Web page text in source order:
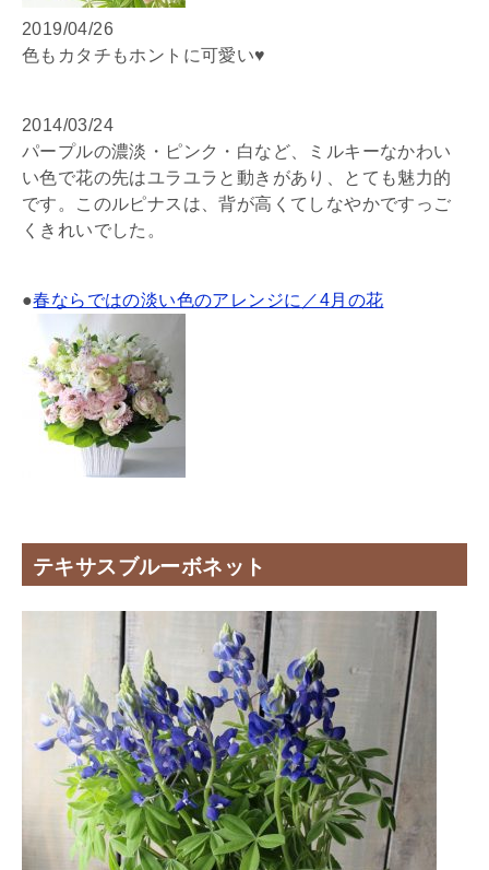
2019/04/26
色もカタチもホントに可愛い♥
2014/03/24
パープルの濃淡・ピンク・白など、ミルキーなかわい
い色で花の先はユラユラと動きがあり、とても魅力的
です。このルピナスは、背が高くてしなやかですっご
くきれいでした。
●春ならではの淡い色のアレンジに／4月の花
テキサスブルーボネット